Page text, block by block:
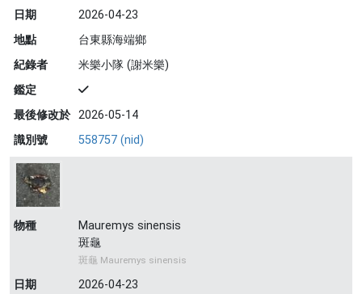
日期
2026-04-23
地點
台東縣海端鄉
紀錄者
米樂小隊 (謝米樂)
鑑定
最後修改於 2026-05-14
識別號
558757 (nid)
物種
Mauremys sinensis
斑龜
斑龜 Mauremys sinensis
日期
2026-04-23